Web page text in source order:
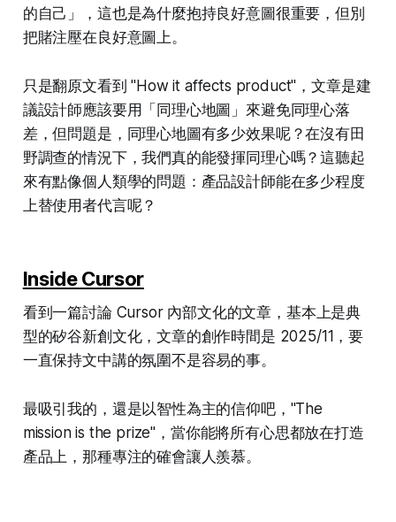
的自己」，這也是為什麼抱持良好意圖很重要，但別
把賭注壓在良好意圖上。
只是翻原文看到 "How it affects product"，文章是建
議設計師應該要用「同理心地圖」來避免同理心落
差，但問題是，同理心地圖有多少效果呢？在沒有田
野調查的情況下，我們真的能發揮同理心嗎？這聽起
來有點像個人類學的問題：產品設計師能在多少程度
上替使用者代言呢？
Inside Cursor
看到一篇討論 Cursor 內部文化的文章，基本上是典
型的矽谷新創文化，文章的創作時間是 2025/11，要
一直保持文中講的氛圍不是容易的事。
最吸引我的，還是以智性為主的信仰吧，"The
mission is the prize"，當你能將所有心思都放在打造
產品上，那種專注的確會讓人羨慕。